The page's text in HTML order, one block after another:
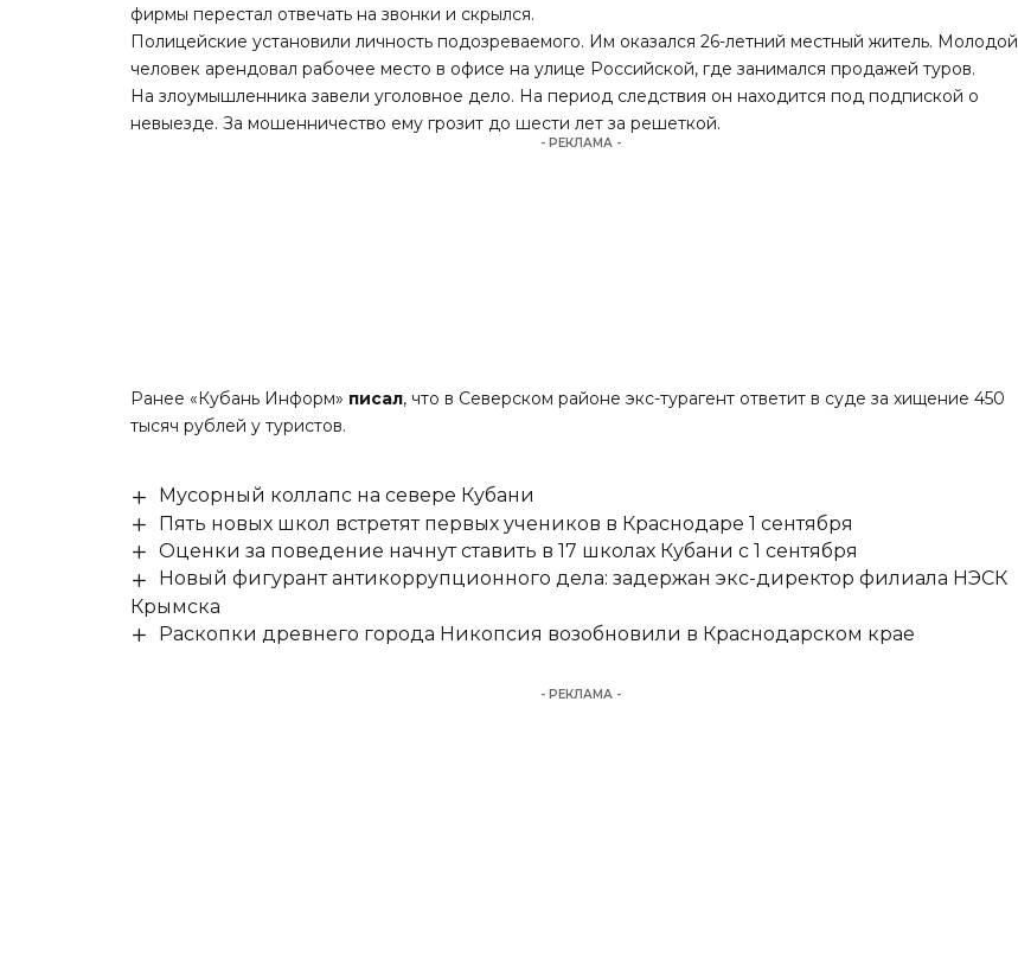
фирмы перестал отвечать на звонки и скрылся.
Полицейские установили личность подозреваемого. Им оказался 26-летний местный житель. Молодой
человек арендовал рабочее место в офисе на улице Российской, где занимался продажей туров.
На злоумышленника завели уголовное дело. На период следствия он находится под подпиской о
невыезде. За мошенничество ему грозит до шести лет за решеткой.
- РЕКЛАМА -
Ранее «Кубань Информ» писал, что в Северском районе экс-турагент ответит в суде за хищение 450
тысяч рублей у туристов.
Мусорный коллапс на севере Кубани
Пять новых школ встретят первых учеников в Краснодаре 1 сентября
Оценки за поведение начнут ставить в 17 школах Кубани с 1 сентября
Новый фигурант антикоррупционного дела: задержан экс-директор филиала НЭСК
Крымска
Раскопки древнего города Никопсия возобновили в Краснодарском крае
- РЕКЛАМА -